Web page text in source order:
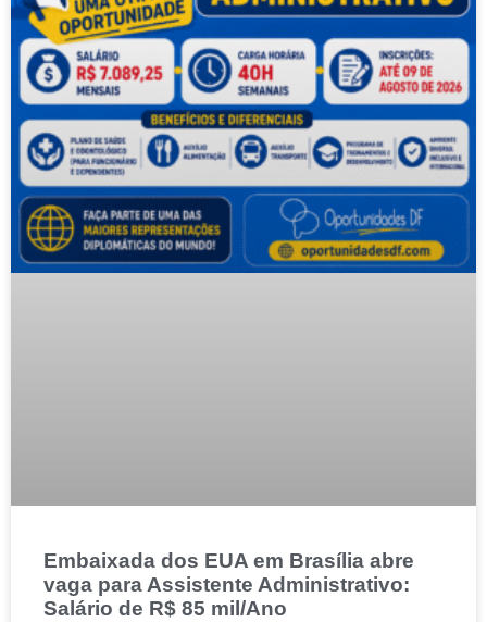
Embaixada dos EUA em Brasília abre
vaga para Assistente Administrativo:
Salário de R$ 85 mil/Ano